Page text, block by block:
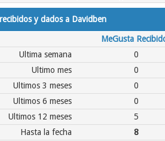
y dados a Davidben
MeGusta
Ultima semana
0
Ultimo mes
0
Ultimos 3 meses
0
Ultimos 6 meses
0
Ultimos 12 meses
5
Hasta la fecha
8